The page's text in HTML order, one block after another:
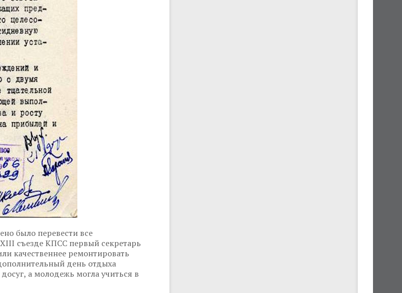
было перевести все
съезде КПСС первый секретарь
качественнее ремонтировать
день отдыха
а молодежь могла учиться в